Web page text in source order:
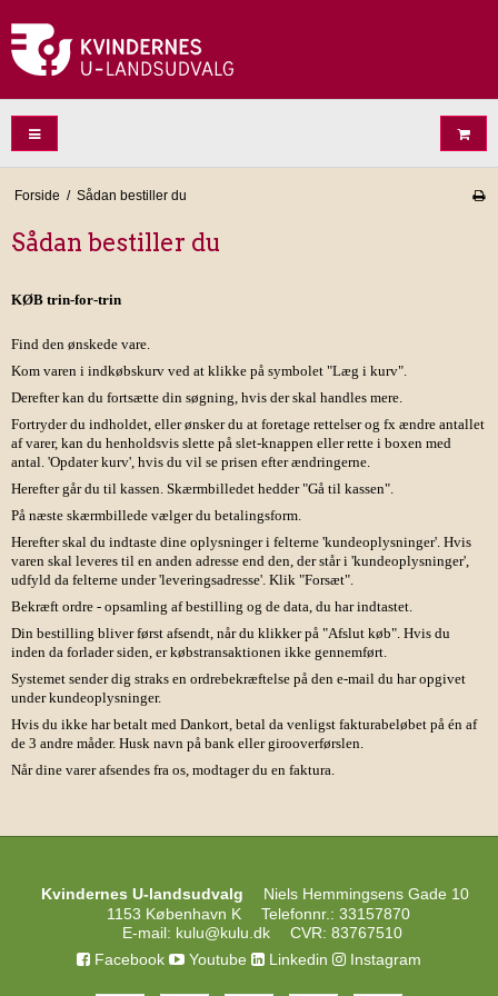
Forside / Sådan bestiller du
Sådan bestiller du
KØB trin-for-trin
Find den ønskede vare.
Kom varen i indkøbskurv ved at klikke på symbolet "Læg i kurv".
Derefter kan du fortsætte din søgning, hvis der skal handles mere.
Fortryder du indholdet, eller ønsker du at foretage rettelser og fx ændre antallet
af varer, kan du henholdsvis slette på slet-knappen eller rette i boxen med
antal. 'Opdater kurv', hvis du vil se prisen efter ændringerne.
Herefter går du til kassen. Skærmbilledet hedder "Gå til kassen".
På næste skærmbillede vælger du betalingsform.
Herefter skal du indtaste dine oplysninger i felterne 'kundeoplysninger'. Hvis
varen skal leveres til en anden adresse end den, der står i 'kundeoplysninger',
udfyld da felterne under 'leveringsadresse'. Klik "Forsæt".
Bekræft ordre - opsamling af bestilling og de data, du har indtastet.
Din bestilling bliver først afsendt, når du klikker på "Afslut køb". Hvis du
inden da forlader siden, er købstransaktionen ikke gennemført.
Systemet sender dig straks en ordrebekræftelse på den e-mail du har opgivet
under kundeoplysninger.
Hvis du ikke har betalt med Dankort, betal da venligst fakturabeløbet på én af
de 3 andre måder. Husk navn på bank eller girooverførslen.
Når dine varer afsendes fra os, modtager du en faktura.
Kvindernes U-landsudvalg
Niels Hemmingsens Gade 10
1153 København K
Telefonnr. : 33157870
E-mail: kulu@kulu.dk CVR: 83767510
Facebook
Youtube Linkedin Instagram